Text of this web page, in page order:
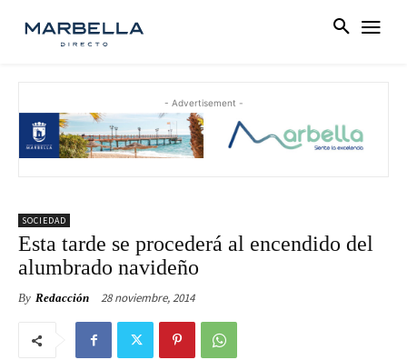
- Advertisement -
SOCIEDAD
Esta tarde se procederá al encendido del
alumbrado navideño
By Redacción 28 noviembre, 2014